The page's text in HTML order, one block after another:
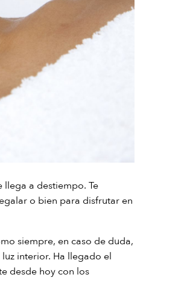
llega a destiempo. Te
o bien para disfrutar en
siempre, en caso de duda,
interior. Ha llegado el
desde hoy con los